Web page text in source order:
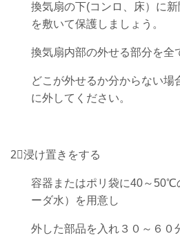
換気扇の下(コンロ、床）に
を敷いて保護しましょう。
換気扇内部の外せる部分を全
どこが外せるか分からない場
に外してください。
2⃣浸け置きをする
容器またはポリ袋に40～50℃
ーダ水）を用意し
外した部品を入れ３０～６０